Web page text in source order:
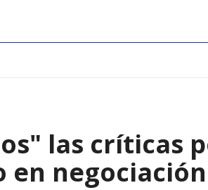
las críticas
negociación